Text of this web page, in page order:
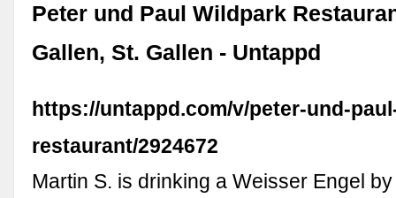
Peter und Paul Wildpark
Gallen, St. Gallen - Untappd
https://untappd.com/v/peter-und-
restaurant/2924672
Martin S. is drinking a Weisser Engel